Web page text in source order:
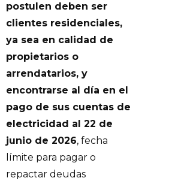
postulen deben ser
clientes residenciales,
ya sea en calidad de
propietarios o
arrendatarios, y
encontrarse al día en el
pago de sus cuentas de
electricidad al 22 de
junio de 2026, fecha
límite para pagar o
repactar deudas